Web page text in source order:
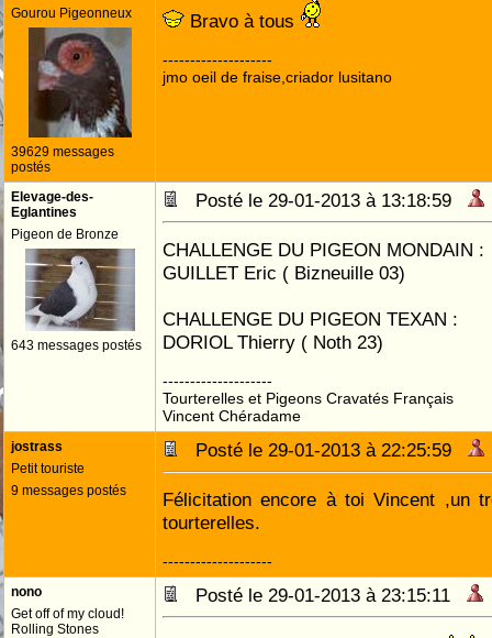
Gourou Pigeonneux
39629 messages
postés
Bravo à tous
--------------------
jmo oeil de fraise,criador lusitano
Elevage-des-
Eglantines
Pigeon de Bronze
643 messages postés
Posté le 29-01-2013 à 13:18:59
CHALLENGE DU PIGEON MONDAIN :
GUILLET Eric ( Bizneuille 03)
CHALLENGE DU PIGEON TEXAN :
DORIOL Thierry ( Noth 23)
--------------------
Tourterelles et Pigeons Cravatés Français
Vincent Chéradame
jostrass
Petit touriste
9 messages postés
Posté le 29-01-2013 à 22:25:59
Félicitation encore à toi Vincent ,un
tourterelles.
--------------------
nono
Get off of my cloud!
Rolling Stones
Posté le 29-01-2013 à 23:15:11